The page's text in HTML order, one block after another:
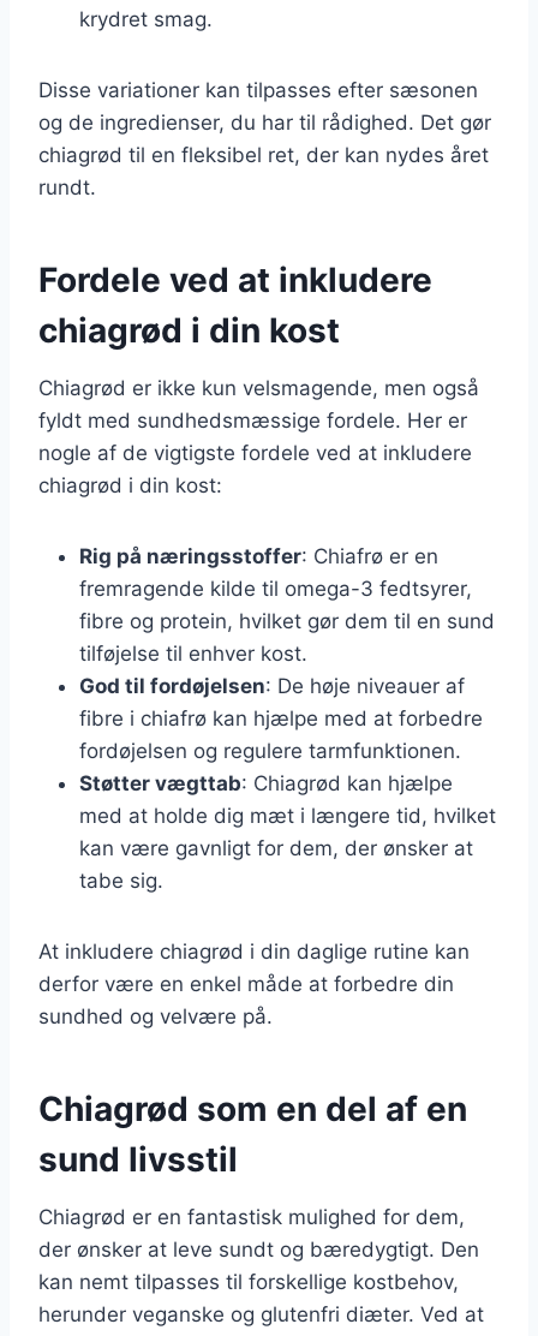
krydret smag.
Disse variationer kan tilpasses efter sæsonen
og de ingredienser, du har til rådighed. Det gør
chiagrød til en fleksibel ret, der kan nydes året
rundt.
Fordele ved at inkludere
chiagrød i din kost
Chiagrød er ikke kun velsmagende, men også
fyldt med sundhedsmæssige fordele. Her er
nogle af de vigtigste fordele ved at inkludere
chiagrød i din kost:
Rig på næringsstoffer: Chiafrø er en
fremragende kilde til omega-3 fedtsyrer,
fibre og protein, hvilket gør dem til en sund
tilføjelse til enhver kost.
God til fordøjelsen: De høje niveauer af
fibre i chiafrø kan hjælpe med at forbedre
fordøjelsen og regulere tarmfunktionen.
Støtter vægttab: Chiagrød kan hjælpe
med at holde dig mæt i længere tid, hvilket
kan være gavnligt for dem, der ønsker at
tabe sig.
At inkludere chiagrød i din daglige rutine kan
derfor være en enkel måde at forbedre din
sundhed og velvære på.
Chiagrød som en del af en
sund livsstil
Chiagrød er en fantastisk mulighed for dem,
der ønsker at leve sundt og bæredygtigt. Den
kan nemt tilpasses til forskellige kostbehov,
herunder veganske og glutenfri diæter. Ved at